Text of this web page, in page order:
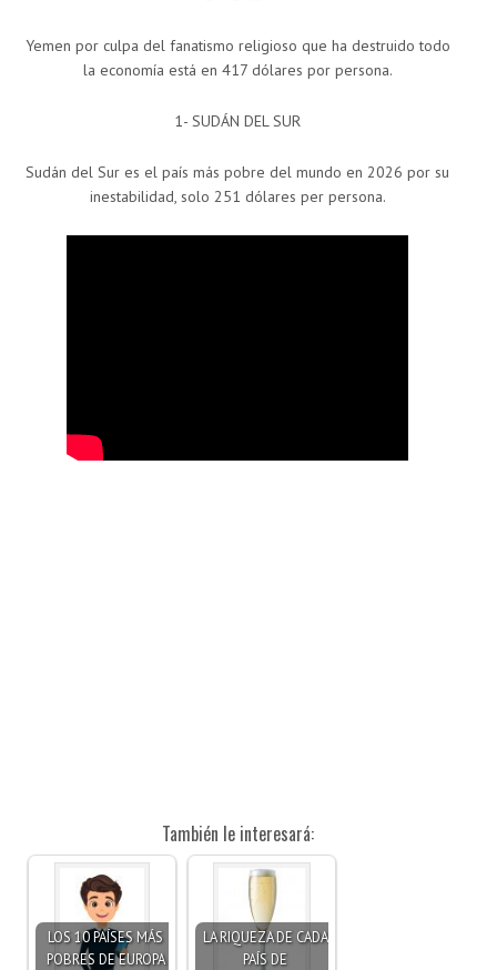
Yemen por culpa del fanatismo religioso que ha destruido todo
la economía está en 417 dólares por persona.
1- SUDÁN DEL SUR
Sudán del Sur es el país más pobre del mundo en 2026 por su
inestabilidad, solo 251 dólares per persona.
También le interesará:
LOS 10 PAÍSES MÁS
POBRES DE EUROPA
LA RIQUEZA DE CADA
PAÍS DE